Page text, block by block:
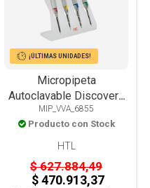
¡ÚLTIMAS UNIDADES!
Micropipeta
Autoclavable Discovery
DV20 Volumen Variable
2-20Ul
MIP_VVA_6855
Producto con Stock
HTL
$ 627.884,49
$ 470.913,37